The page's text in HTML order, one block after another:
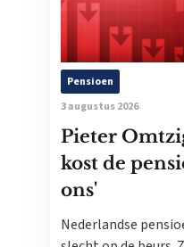
Pensioen
3 augustus 2026
Pieter
kost de
ons'
Nederlandse